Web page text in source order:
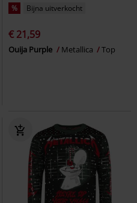
% Bijna uitverkocht
€ 21,59
Ouija Purple Metallica Top